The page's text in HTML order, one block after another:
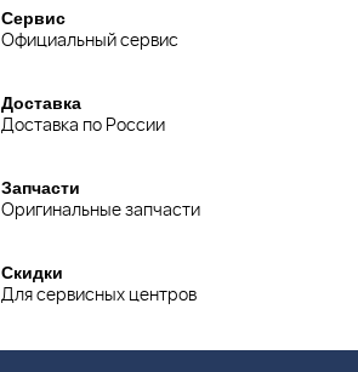
Сервис
Официальный сервис
Доставка
Доставка по России
Запчасти
Оригинальные запчасти
Скидки
Для сервисных центров